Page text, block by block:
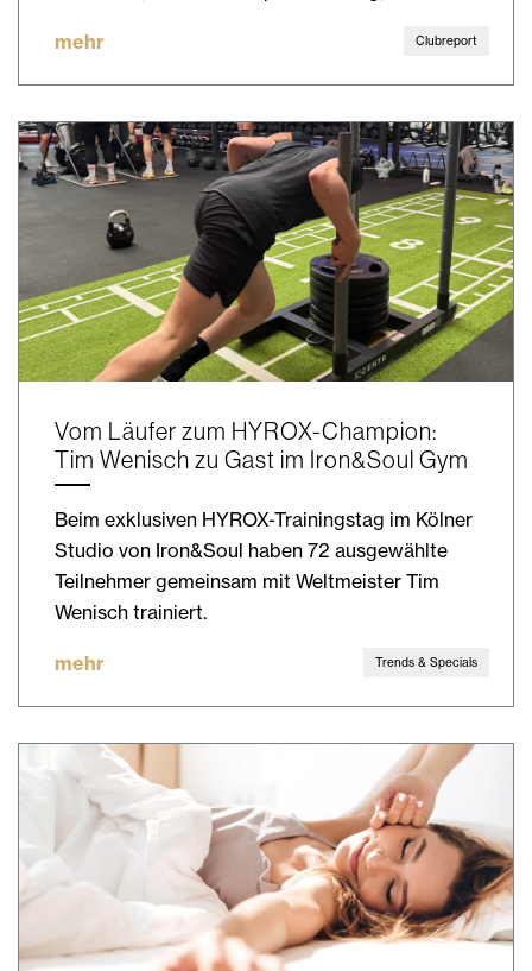
mehr Clubreport
Vom Läufer zum HYROX-Champion:
Tim Wenisch zu Gast im Iron&Soul Gym
Beim exklusiven HYROX-Trainingstag im Kölner
Studio von Iron&Soul haben 72 ausgewählte
Teilnehmer gemeinsam mit Weltmeister Tim
Wenisch trainiert.
mehr Trends & Specials